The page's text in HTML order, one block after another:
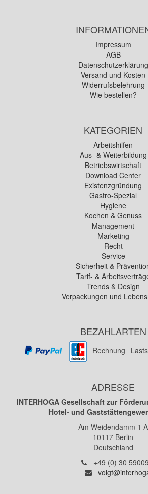
Impressum
AGB
Datenschutzerklärung
Versand und Kosten
Widerrufsbelehrung
Wie bestellen?
KATEGORIEN
Arbeitshilfen
Aus- & Weiterbildung
Betriebswirtschaft
Download Center
Existenzgründung
Gastro-Spezial
Hygiene
Kochen & Genuss
Management
Marketing
Recht
Service
Sicherheit &
Tarif- &
Trends & Design
Verpackungen und
BEZAHLARTEN
Rechnung
ADRESSE
INTERHOGA Gesellschaft zur
Hotel- und
Am Weidendamm 1 A
10117 Berlin
Deutschland
Telefon:
+49 (0) 30
E-